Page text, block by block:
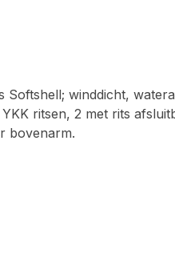
Softshell; winddicht,
ritsen, 2 met rits
bovenarm.